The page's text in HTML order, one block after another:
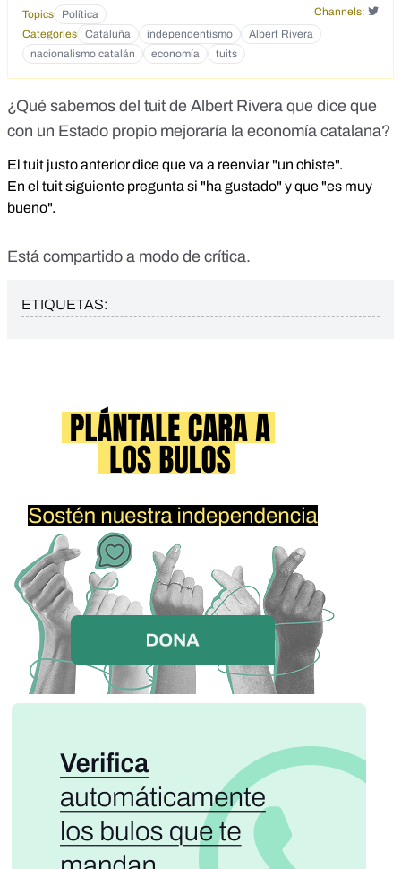
Topics Política
Channels:
Categories
Cataluña independentismo
Albert Rivera
nacionalismo catalán
economía tuits
¿Qué sabemos del tuit de Albert Rivera que dice que
con un Estado propio mejoraría la economía catalana?
El tuit justo anterior dice que va a reenviar "un chiste".
En el tuit siguiente pregunta si "ha gustado" y que "es muy
bueno".
Está compartido a modo de crítica.
ETIQUETAS: